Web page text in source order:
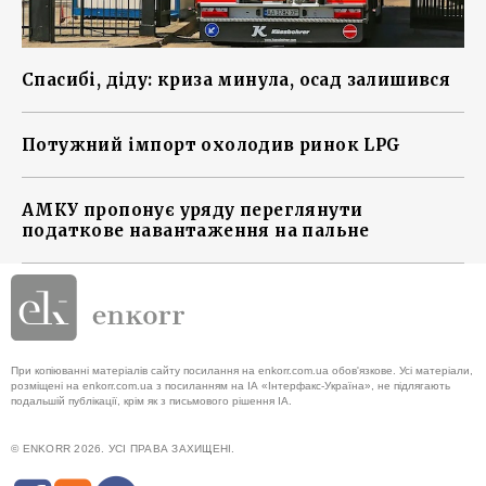
Спасибі, діду: криза минула, осад залишився
Потужний імпорт охолодив ринок LPG
АМКУ пропонує уряду переглянути
податкове навантаження на пальне
При копіюванні матеріалів сайту посилання на enkorr.com.ua обов'язкове. Усі матеріали,
розміщені на enkorr.com.ua з посиланням на ІА «Інтерфакс-Україна», не підлягають
подальшій публікації, крім як з письмового рішення ІА.
© ENKORR 2026. УСІ ПРАВА ЗАХИЩЕНІ.